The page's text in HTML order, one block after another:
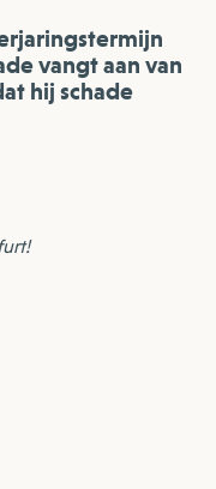
vangt aan van
hij schade